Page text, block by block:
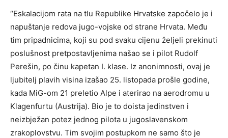
“Eskalacijom rata na tlu Republike Hrvatske započelo je i
napuštanje redova jugo-vojske od strane Hrvata. Među
tim pripadnicima, koji su pod svaku cijenu željeli prekinuti
poslušnost pretpostavljenima našao se i pilot Rudolf
Perešin, po činu kapetan I. klase. Iz anonimnosti, ovaj je
ljubitelj plavih visina izašao 25. listopada prošle godine,
kada MiG-om 21 preletio Alpe i aterirao na aerodromu u
Klagenfurtu (Austrija). Bio je to doista jedinstven i
neizbježan potez jednog pilota u jugoslavenskom
zrakoplovstvu. Tim svojim postupkom ne samo što je